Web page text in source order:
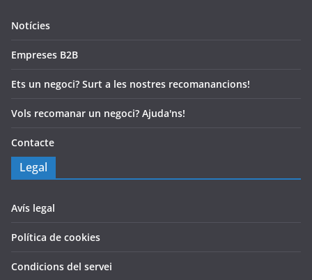
Notícies
Empreses B2B
Ets un negoci? Surt a les nostres recomanancions!
Vols recomanar un negoci? Ajuda'ns!
Contacte
Legal
Avís legal
Política de cookies
Condicions del servei